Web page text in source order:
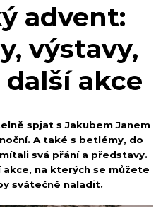
advent:
výstavy,
akce
spjat s Jakubem Janem
A také s betlémy, do
svá přání a představy.
na kterých se můžete
svátečně naladit.